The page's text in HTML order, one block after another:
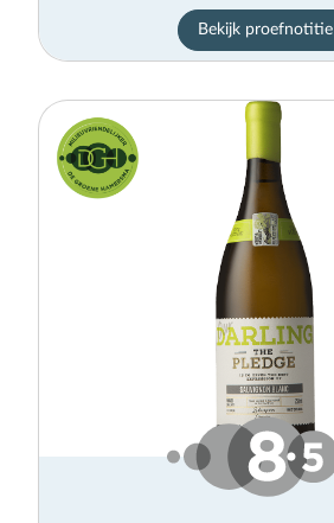
Bekijk proefnotitie